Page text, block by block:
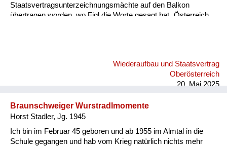
Staatsvertragsunterzeichnungsmächte auf den Balkon
übertragen worden, wo Figl die Worte gesagt hat „Österreich
was für ein Schatz das ist, wenn man das verloren gehabt hat.
Für mich ist das sicher in meiner Einstellung ein Wendep...
Wiederaufbau und Staatsvertrag
Oberösterreich
20. Mai 2025
Braunschweiger Wurstradlmomente
Horst Stadler, Jg. 1945
Ich bin im Februar 45 geboren und ab 1955 im Almtal in die
Schule gegangen und hab vom Krieg natürlich nichts mehr